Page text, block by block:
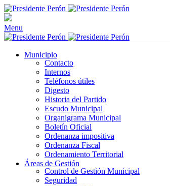
Menu
Municipio
Contacto
Internos
Teléfonos útiles
Digesto
Historia del Partido
Escudo Municipal
Organigrama Municipal
Boletín Oficial
Ordenanza impositiva
Ordenanza Fiscal
Ordenamiento Territorial
Áreas de Gestión
Control de Gestión Municipal
Seguridad